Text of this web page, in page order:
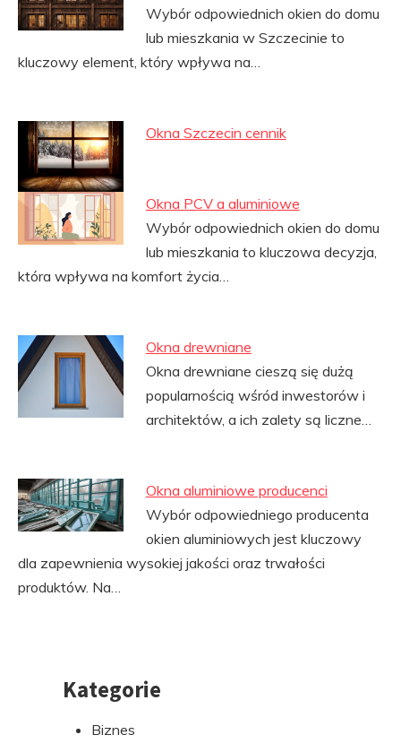
Wybór odpowiednich okien do domu
lub mieszkania w Szczecinie to
kluczowy element, który wpływa na…
Okna Szczecin cennik
Okna PCV a aluminiowe
Wybór odpowiednich okien do domu
lub mieszkania to kluczowa decyzja,
która wpływa na komfort życia…
Okna drewniane
Okna drewniane cieszą się dużą
popularnością wśród inwestorów i
architektów, a ich zalety są liczne…
Okna aluminiowe producenci
Wybór odpowiedniego producenta
okien aluminiowych jest kluczowy
dla zapewnienia wysokiej jakości oraz trwałości
produktów. Na…
PrzejdźKategorie
Biznes